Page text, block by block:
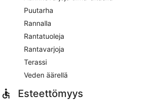
Puutarha
Rannalla
Rantatuoleja
Rantavarjoja
Terassi
Veden äärellä
Esteettömyys